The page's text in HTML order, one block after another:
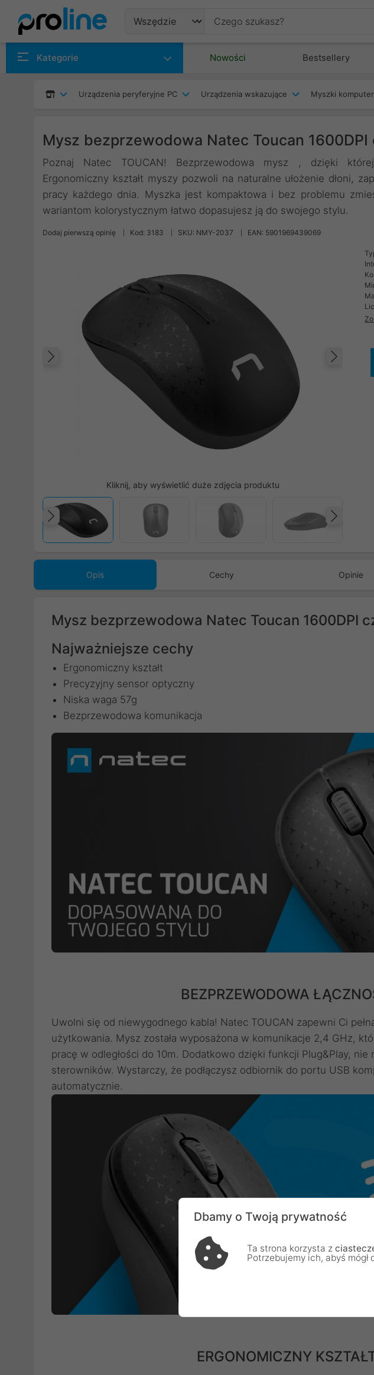
Kategorie Nowości Bestsellery
Urządzenia peryferyjne PC Urządzenia wskazujące Myszki
Mysz bezprzewodowa Natec Toucan 1600DPI
Poznaj Natec TOUCAN! Bezprzewodowa mysz , dzięki
Ergonomiczny kształt myszy pozwoli na naturalne ułożenie dłoni,
pracy każdego dnia. Myszka jest kompaktowa i bez problemu
wariantom kolorystycznym łatwo dopasujesz ją do swojego stylu.
Dodaj pierwszą opinię Kod: 3183 SKU: NMY-2037 EAN: 5901969439069
Poprzedni
Kliknij, aby wyświetlić duże zdjęcia produktu
Poprzedni
Opis Cechy Opinie
Mysz bezprzewodowa Natec Toucan 1600DPI
Najważniejsze cechy
Ergonomiczny kształt
Precyzyjny sensor optyczny
Niska waga 57g
Bezprzewodowa komunikacja
BEZPRZEWODOWA
Uwolni się od niewygodnego kabla! Natec TOUCAN zapewni Ci
użytkowania. Mysz została wyposażona w komunikacje 2,4 GHz,
pracę w odległości do 10m. Dodatkowo dzięki funkcji Plug&Play,
sterowników. Wystarczy, że podłączysz odbiornik do portu USB
automatycznie.
ERGONOMICZNY
Dbamy o Twoją prywatność
Ta strona korzysta z
Potrzebujemy ich, abyś